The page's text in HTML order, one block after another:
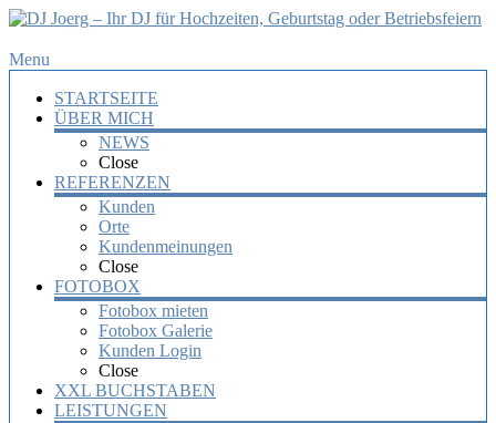
DJ
Hochzeiten,
Geburtstag
Betriebsfeiern
Menu
STARTSEITE
ÜBER MICH
NEWS
Close
REFERENZEN
Kunden
Orte
Kundenmeinungen
Close
FOTOBOX
Fotobox mieten
Fotobox Galerie
Kunden Login
Close
XXL BUCHSTABEN
LEISTUNGEN